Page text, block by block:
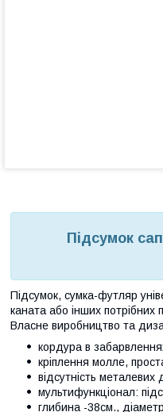
Підсумок
Підсумок, сумка-футляр
каната або інших
Власне виробництво та
кордура в
кріплення молле,
відсутність
мультифункціонал:
глибина -38см.,